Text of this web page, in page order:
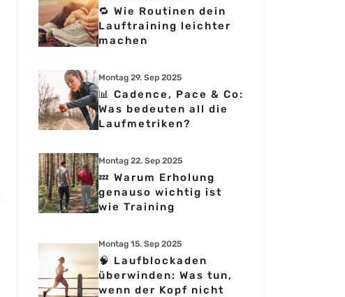
🔁 Wie Routinen dein
Lauftraining leichter
machen
Montag 29. Sep 2025
📊 Cadence, Pace & Co:
Was bedeuten all die
Laufmetriken?
Montag 22. Sep 2025
💤 Warum Erholung
genauso wichtig ist
wie Training
Montag 15. Sep 2025
🧠 Laufblockaden
überwinden: Was tun,
wenn der Kopf nicht